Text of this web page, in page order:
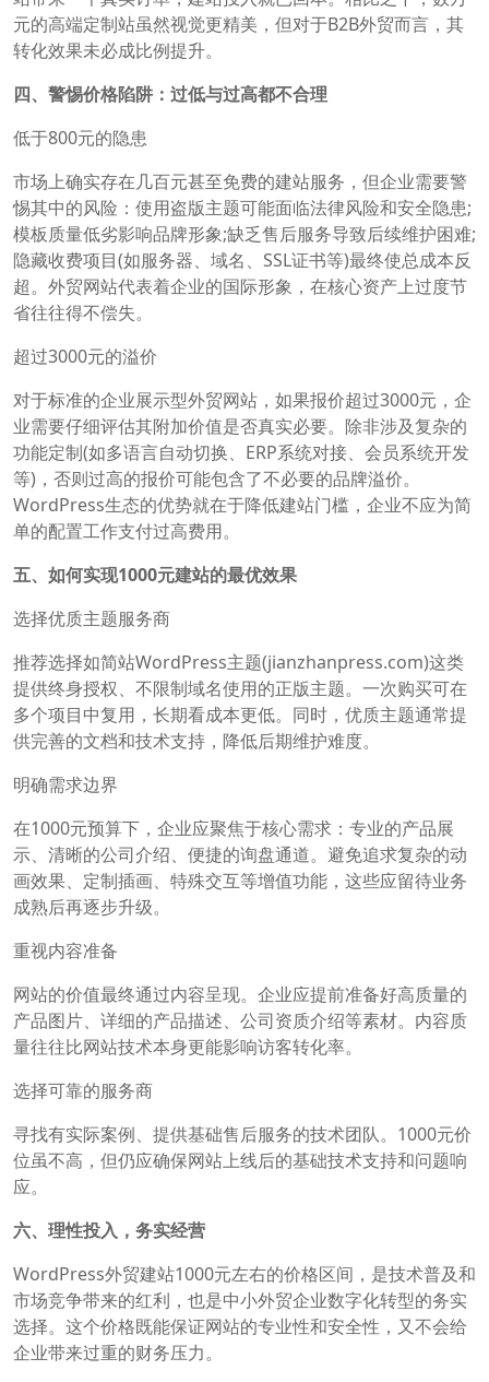
元的高端定制站虽然视觉更精美，但对于B2B外贸而言，其
转化效果未必成比例提升。
四、警惕价格陷阱：过低与过高都不合理
低于800元的隐患
市场上确实存在几百元甚至免费的建站服务，但企业需要警
惕其中的风险：使用盗版主题可能面临法律风险和安全隐患;
模板质量低劣影响品牌形象;缺乏售后服务导致后续维护困难;
隐藏收费项目(如服务器、域名、SSL证书等)最终使总成本反
超。外贸网站代表着企业的国际形象，在核心资产上过度节
省往往得不偿失。
超过3000元的溢价
对于标准的企业展示型外贸网站，如果报价超过3000元，企
业需要仔细评估其附加价值是否真实必要。除非涉及复杂的
功能定制(如多语言自动切换、ERP系统对接、会员系统开发
等)，否则过高的报价可能包含了不必要的品牌溢价。
WordPress生态的优势就在于降低建站门槛，企业不应为简
单的配置工作支付过高费用。
五、如何实现1000元建站的最优效果
选择优质主题服务商
推荐选择如简站WordPress主题(jianzhanpress.com)这类
提供终身授权、不限制域名使用的正版主题。一次购买可在
多个项目中复用，长期看成本更低。同时，优质主题通常提
供完善的文档和技术支持，降低后期维护难度。
明确需求边界
在1000元预算下，企业应聚焦于核心需求：专业的产品展
示、清晰的公司介绍、便捷的询盘通道。避免追求复杂的动
画效果、定制插画、特殊交互等增值功能，这些应留待业务
成熟后再逐步升级。
重视内容准备
网站的价值最终通过内容呈现。企业应提前准备好高质量的
产品图片、详细的产品描述、公司资质介绍等素材。内容质
量往往比网站技术本身更能影响访客转化率。
选择可靠的服务商
寻找有实际案例、提供基础售后服务的技术团队。1000元价
位虽不高，但仍应确保网站上线后的基础技术支持和问题响
应。
六、理性投入，务实经营
WordPress外贸建站1000元左右的价格区间，是技术普及和
市场竞争带来的红利，也是中小外贸企业数字化转型的务实
选择。这个价格既能保证网站的专业性和安全性，又不会给
企业带来过重的财务压力。